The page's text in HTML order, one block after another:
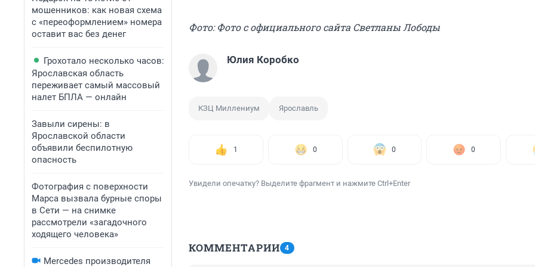
мошенников: как новая схема
с «переоформлением» номера
оставит вас без денег
Грохотало несколько часов:
Ярославская область
переживает самый массовый
налет БПЛА — онлайн
Завыли сирены: в
Ярославской области
объявили беспилотную
опасность
Фотография с поверхности
Марса вызвала бурные споры
в Сети — на снимке
рассмотрели «загадочного
ходящего человека»
Mercedes производителя
Фото: Фото с официального сайта Светланы Лободы
Юлия Коробко
КЗЦ Миллениум Ярославль
1 0 0 0
Увидели опечатку? Выделите фрагмент и нажмите Ctrl+Enter
КОММЕНТАРИИ 4